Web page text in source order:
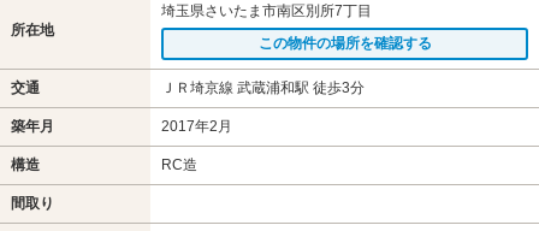
所在地
埼玉県さいたま市南区別所7丁目
この物件の場所を確認する
交通 ＪＲ埼京線 武蔵浦和駅 徒歩3分
築年月 2017年2月
構造 RC造
間取り